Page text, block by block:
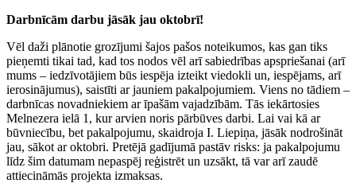
Darbnīcām darbu jāsāk jau oktobrī!
Vēl daži plānotie grozījumi šajos pašos noteikumos, kas gan tiks
pieņemti tikai tad, kad tos nodos vēl arī sabiedrības apspriešanai (arī
mums – iedzīvotājiem būs iespēja izteikt viedokli un, iespējams, arī
ierosinājumus), saistīti ar jauniem pakalpojumiem. Viens no tādiem –
darbnīcas novadniekiem ar īpašām vajadzībām. Tās iekārtosies
Melnezera ielā 1, kur arvien noris pārbūves darbi. Lai vai kā ar
būvniecību, bet pakalpojumu, skaidroja I. Liepiņa, jāsāk nodrošināt
jau, sākot ar oktobri. Pretējā gadījumā pastāv risks: ja pakalpojumu
līdz šim datumam nepaspēj reģistrēt un uzsākt, tā var arī zaudē
attiecināmās projekta izmaksas.